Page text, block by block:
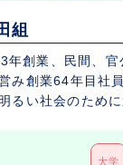
組
年創業、民間、官
み創業64年目社
るい社会のために
大学